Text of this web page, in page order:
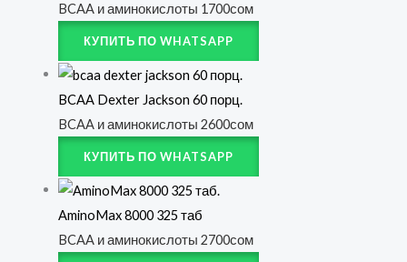
BCAA и аминокислоты 1700сом
КУПИТЬ ПО WHATSAPP
BCAA Dexter Jackson 60 порц.
BCAA и аминокислоты 2600сом
КУПИТЬ ПО WHATSAPP
AminoMax 8000 325 таб
BCAA и аминокислоты 2700сом